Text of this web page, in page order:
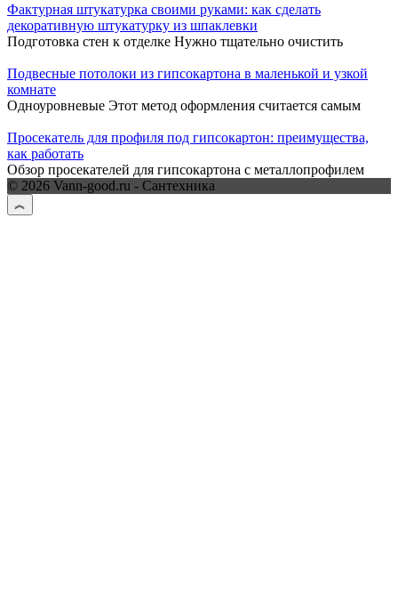
Фактурная штукатурка своими руками: как сделать
декоративную штукатурку из шпаклевки
Подготовка стен к отделке Нужно тщательно очистить
Подвесные потолоки из гипсокартона в маленькой и узкой
комнате
Одноуровневые Этот метод оформления считается самым
Просекатель для профиля под гипсокартон: преимущества,
как работать
Обзор просекателей для гипсокартона с металлопрофилем
© 2026 Vann-good.ru - Сантехника